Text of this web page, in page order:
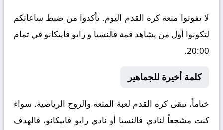
لا تفوتوا متعة كرة القدم اليوم. تأكدوا من ضبط ساعاتكم
لتكونوا أول من يشاهد قمة فالنسيا و رايو فاييكانو في تمام
20:00.
كلمة أخيرة للجماهير
ختاماً، تبقى كرة القدم لعبة المتعة والروح الرياضية. سواء
كنت مشجعاً لنادي فالنسيا أو نادي رايو فاييكانو، فالهدف